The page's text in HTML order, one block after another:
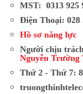
MST: 0313 925
Điện Thoại: 028
Hồ sơ năng lực
Người chịu
Nguyễn Trường
Thứ 2 - Thứ 7: